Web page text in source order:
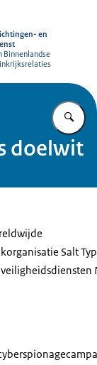
en
Binnenlandse
doelwit
Salt